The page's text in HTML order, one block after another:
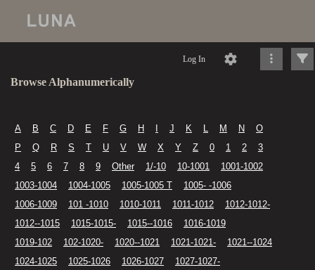
Log In
Browse Alphanumerically
A B C D E F G H J K L M N
O
P
Q R S T U V W X Y Z 0 1 2
3
4
5 6 7 8 9 Other 1/-10 10-1001
1001-1002
1003-1004
1004-1005 1005-1005 T
1005- -1006
1006-1009
101 -1010 1010-1011 1011-1012
1012-1012-
1012--1015
1015-1015- 1015--1016
1016-1019
1019-102
102-1020- 1020--1021 1021-1021-
1021--1024
1024-1025
1025-1026 1026-1027
1027-1027-